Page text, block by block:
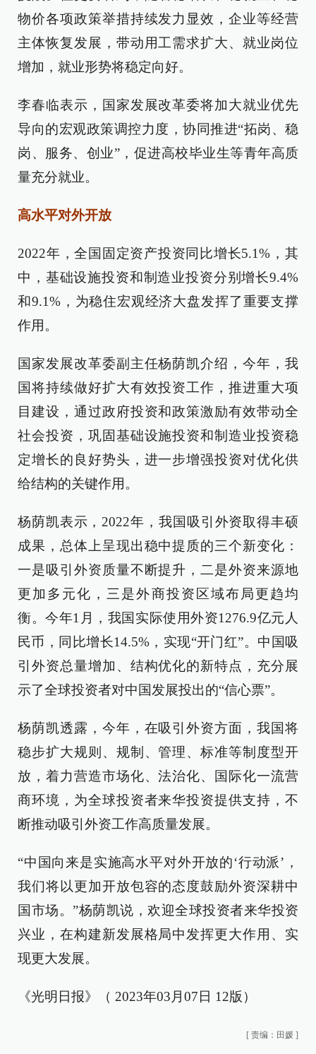
物价各项政策举措持续发力显效，企业等经营
主体恢复发展，带动用工需求扩大、就业岗位
增加，就业形势将稳定向好。
李春临表示，国家发展改革委将加大就业优先
导向的宏观政策调控力度，协同推进“拓岗、稳
岗、服务、创业”，促进高校毕业生等青年高质
量充分就业。
高水平对外开放
2022年，全国固定资产投资同比增长5.1%，其
中，基础设施投资和制造业投资分别增长9.4%
和9.1%，为稳住宏观经济大盘发挥了重要支撑
作用。
国家发展改革委副主任杨荫凯介绍，今年，我
国将持续做好扩大有效投资工作，推进重大项
目建设，通过政府投资和政策激励有效带动全
社会投资，巩固基础设施投资和制造业投资稳
定增长的良好势头，进一步增强投资对优化供
给结构的关键作用。
杨荫凯表示，2022年，我国吸引外资取得丰硕
成果，总体上呈现出稳中提质的三个新变化：
一是吸引外资质量不断提升，二是外资来源地
更加多元化，三是外商投资区域布局更趋均
衡。今年1月，我国实际使用外资1276.9亿元人
民币，同比增长14.5%，实现“开门红”。中国吸
引外资总量增加、结构优化的新特点，充分展
示了全球投资者对中国发展投出的“信心票”。
杨荫凯透露，今年，在吸引外资方面，我国将
稳步扩大规则、规制、管理、标准等制度型开
放，着力营造市场化、法治化、国际化一流营
商环境，为全球投资者来华投资提供支持，不
断推动吸引外资工作高质量发展。
“中国向来是实施高水平对外开放的‘行动派’，
我们将以更加开放包容的态度鼓励外资深耕中
国市场。”杨荫凯说，欢迎全球投资者来华投资
兴业，在构建新发展格局中发挥更大作用、实
现更大发展。
《光明日报》（ 2023年03月07日 12版）
[ 责编：田媛 ]